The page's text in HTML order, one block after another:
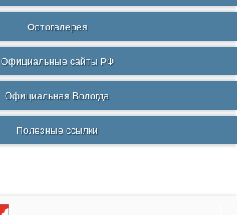
Фотогалерея
Официальные сайты РФ
Официальная Вологда
Полезные ссылки